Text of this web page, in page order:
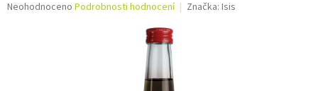
Průměrné
Neohodnoceno Podrobnosti hodnocení Značka: Isis